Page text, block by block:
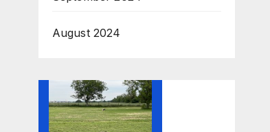
August 2024